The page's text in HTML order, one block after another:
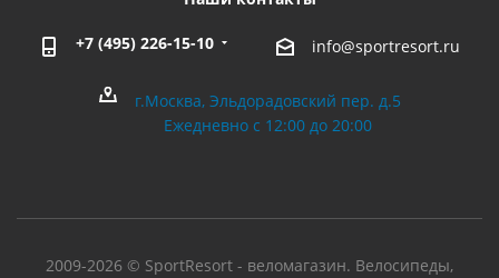
+7 (495) 226-15-10 info@sportresort.ru
г.Москва, Эльдорадовский пер. д.5
Ежедневно с 12:00 до 20:00
2009-2026 © SportResort - веломагазин. Велосипеды,